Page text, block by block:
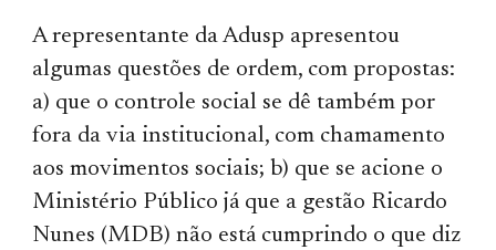
A representante da Adusp apresentou
algumas questões de ordem, com propostas:
a) que o controle social se dê também por
fora da via institucional, com chamamento
aos movimentos sociais; b) que se acione o
Ministério Público já que a gestão Ricardo
Nunes (MDB) não está cumprindo o que diz